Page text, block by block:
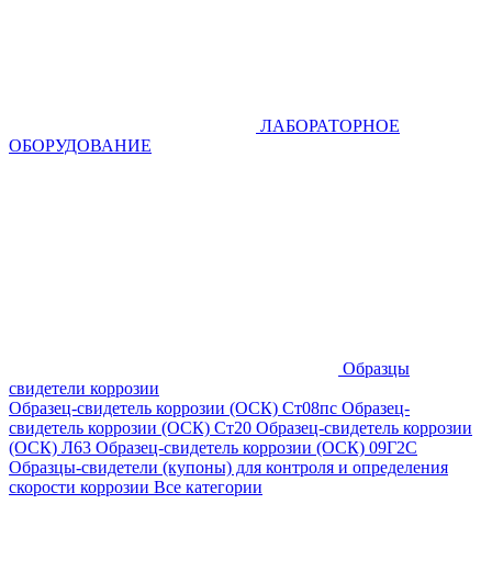
ЛАБОРАТОРНОЕ
ОБОРУДОВАНИЕ
Образцы
свидетели коррозии
Образец-свидетель коррозии (ОСК) Ст08пс Образец-
свидетель коррозии (ОСК) Ст20 Образец-свидетель коррозии
(ОСК) Л63 Образец-свидетель коррозии (ОСК) 09Г2С
Образцы-свидетели (купоны) для контроля и определения
скорости коррозии Все категории